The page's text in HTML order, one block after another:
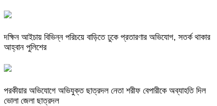
দক্ষিন আইচায় ‎বিভিন্ন পরিচয়ে বাড়িতে ঢুকে প্রতারণার অভিযোগ, সতর্ক থাকার
আহ্বান পুলিশের
পরকীয়ার অভিযোগে অভিযুক্ত ছাত্রদল নেতা শরীফ বেপারীকে অব্যাহতি দিল
ভোলা জেলা ছাত্রদল